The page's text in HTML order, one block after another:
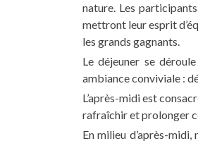
nature. Les
mettront leur esprit
les grands gagnants.
Le déjeuner se
ambiance conviviale :
L’après-midi est
rafraîchir et prolonger
En milieu d’après-